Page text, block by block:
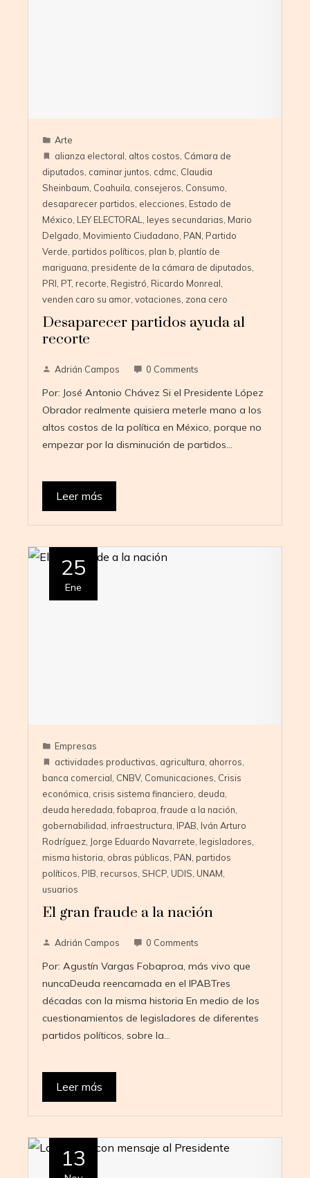
Arte
alianza electoral altos costos Cámara de
diputados caminar juntos cdmc Claudia
Sheinbaum Coahuila consejeros Consumo
desaparecer partidos elecciones Estado de
México LEY ELECTORAL leyes secundarias Mario
Delgado Movimiento Ciudadano PAN Partido
Verde partidos políticos plan b plantío de
mariguana presidente de la cámara de diputados
PRI PT, recorte Registró Ricardo Monreal
venden caro su amor votaciones zona cero
Desaparecer partidos ayuda al
recorte
Adrián Campos 0 Comments
Por: José Antonio Chávez Si el Presidente López
Obrador realmente quisiera meterle mano a los
altos costos de la política en México, porque no
empezar por la disminución de partidos…
Leer más
25
Ene
Empresas
actividades productivas, agricultura, ahorros,
banca comercial, CNBV, Comunicaciones, Crisis
económica, crisis sistema financiero, deuda,
deuda heredada,fobaproa,fraude a la nación,
gobernabilidad, infraestructura, IPAB, Iván Arturo
Rodríguez, Jorge Eduardo Navarrete, legisladores,
misma historia, obras públicas, PAN, partidos
políticos, PIB, recursos, SHCP, UDIS, UNAM,
usuarios
El gran fraude a la nación
Adrián Campos 0 Comments
Por: Agustín Vargas Fobaproa, más vivo que
nuncaDeuda reencarnada en el IPABTres
décadas con la misma historia En medio de los
cuestionamientos de legisladores de diferentes
partidos políticos, sobre la…
Leer más
13